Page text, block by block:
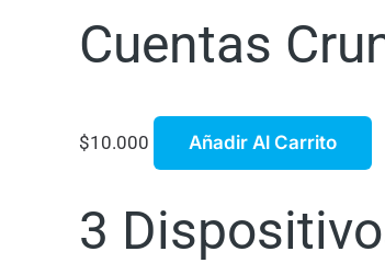
Cuentas
$10.000 Añadir Al Carrito
3